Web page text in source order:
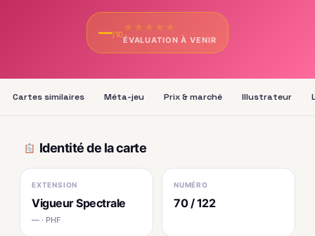
—/10
★ ★ ★ ★ ★
ÉVALUATION À VENIR
Cartes similaires Méta-jeu Prix & marché Illustrateur
Identité de la carte
EXTENSION
Vigueur Spectrale
— · PHF
NUMÉRO
70 / 122